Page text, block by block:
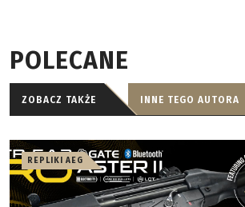
POLECANE
ZOBACZ TAKŻE INNE TEGO AUTORA
REPLIKI AEG